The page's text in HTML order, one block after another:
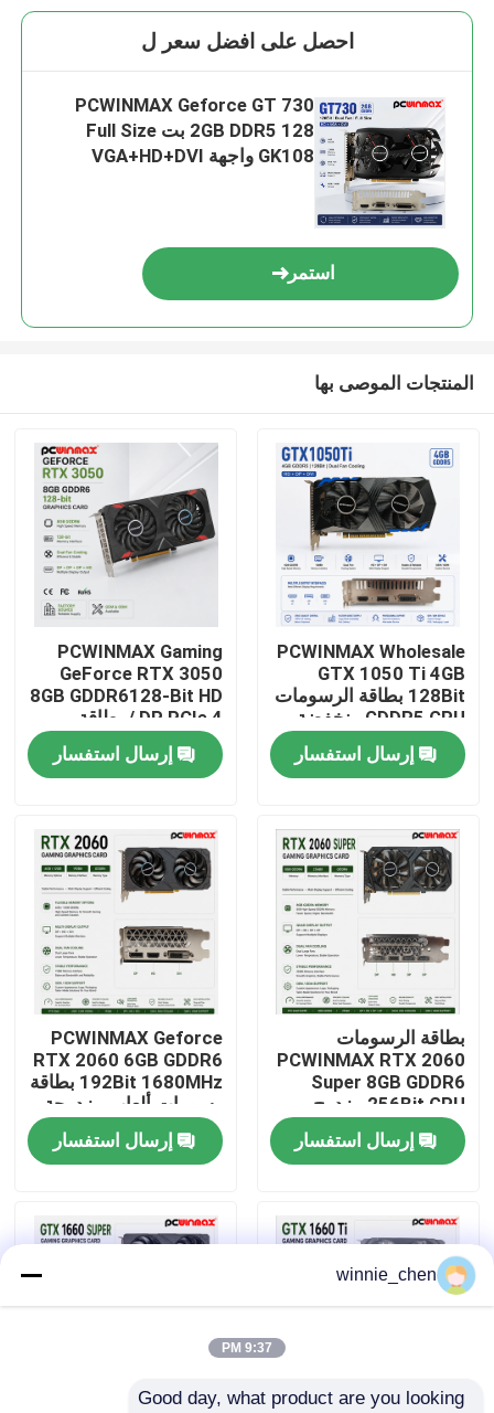
بيت
منتجات
معلومات عنا
جولة في المعمل
رقابة جودة
اطلب اقتباس
بطاقة الجرافيك التعدين
احصل على افضل سعر ل
PCWINMAX Geforce GT 730
2GB DDR5 128 بت Full Size
GK108 واجهة VGA+HD+DVI
استمر
المنتجات الموصى بها
PCWINMAX Wholesale
GTX 1050 Ti 4GB
128Bit بطاقة الرسومات
GDDR5 GPU منخفضة
الطاقة مع HD DP DVI
للجهاز المكتبية
إرسال استفسار
PCWINMAX Gaming
GeForce RTX 3050
8GB GDDR6128-Bit HD
/ DP PCIe 4 بطاقة
رسومات ذات مراوح
مزدوجة لألعاب الكمبيوتر
إرسال استفسار
بطاقة الرسومات
PCWINMAX RTX 2060
Super 8GB GDDR6
256Bit GPU مزدوج
المروحة مع تعقب الأشعة
HD + 3DP لأجهزة
الكمبيوتر الخاصة بالألعاب
إرسال استفسار
PCWINMAX Geforce
RTX 2060 6GB GDDR6
192Bit 1680MHz بطاقة
رسومات ألعاب مزدوجة
المروحة مع HD / DP /
DVI في المخزون لأجهزة
الكمبيوتر المكتبية
إرسال استفسار
winnie_chen
9:37 PM
Good day, what product are you looking